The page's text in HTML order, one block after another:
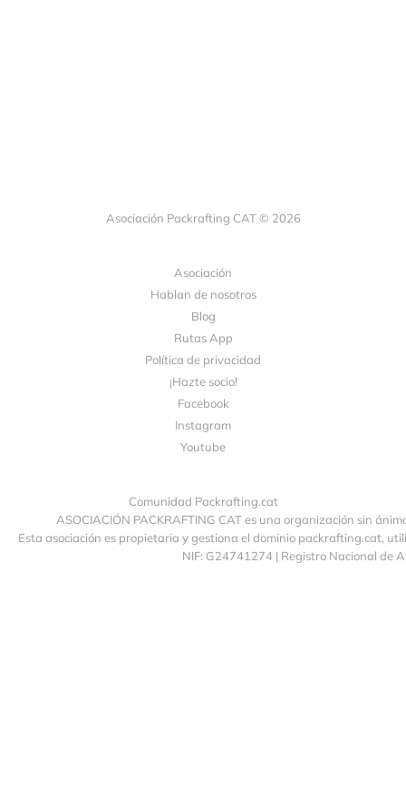
Asociación Packrafting CAT © 2026
Asociación
Hablan de nosotros
Blog
Rutas App
Política de privacidad
¡Hazte socio!
Facebook
Instagram
Youtube
Comunidad Packrafting.cat
ASOCIACIÓN PACKRAFTING CAT es una organización sin
Esta asociación es propietaria y gestiona el dominio packrafting.cat,
NIF: G24741274 | Registro Nacional de